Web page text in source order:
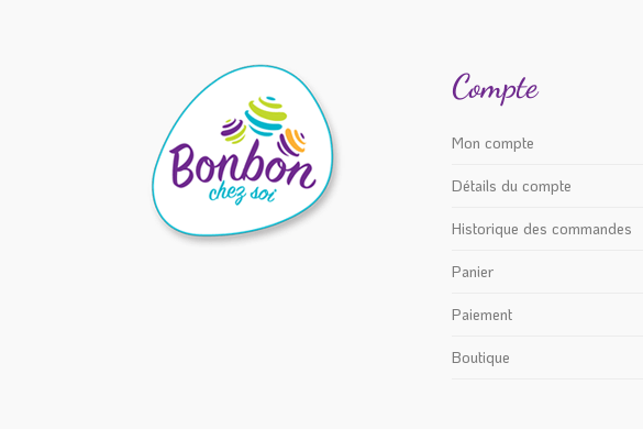
Compte
Mon compte
Détails du compte
Historique des commandes
Panier
Paiement
Boutique